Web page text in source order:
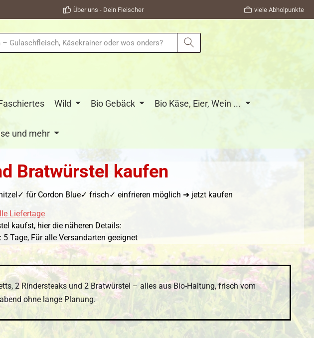
Über uns - Dein Fleischer viele Abholpunkte
Wild Bio Gebäck Bio Käse, Eier, Wein ...
und mehr
Bratwürstel kaufen
für Cordon Blue✓ frisch✓ einfrieren möglich ➜ jetzt kaufen
Liefertage
kaufst, hier die näheren Details:
5 Tage, Für alle Versandarten geeignet
2 Rindersteaks und 2 Bratwürstel – alles aus Bio-Haltung, frisch vom
ohne lange Planung.